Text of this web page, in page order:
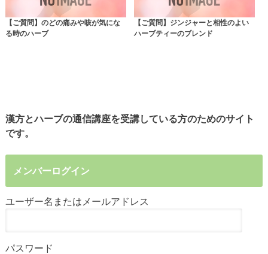
【ご質問】のどの痛みや咳が気にな
る時のハーブ
【ご質問】ジンジャーと相性のよい
ハーブティーのブレンド
漢方とハーブの通信講座を受講している方のためのサイト
です。
メンバーログイン
ユーザー名またはメールアドレス
パスワード